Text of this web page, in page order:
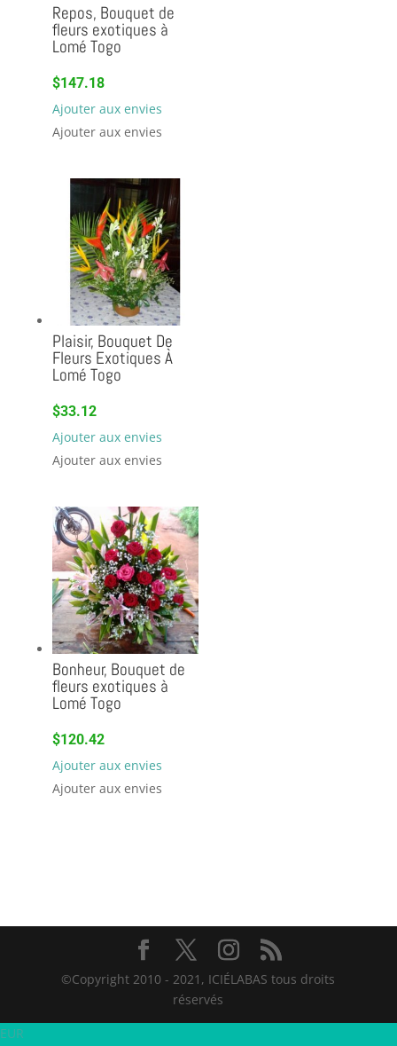
Repos, Bouquet de
fleurs exotiques à
Lomé Togo
$147.18
Ajouter aux envies
Ajouter aux envies
Plaisir, Bouquet De
Fleurs Exotiques À
Lomé Togo
$33.12
Ajouter aux envies
Ajouter aux envies
Bonheur, Bouquet de
fleurs exotiques à
Lomé Togo
$120.42
Ajouter aux envies
Ajouter aux envies
©Copyright 2010 - 2021, ICIÉLABAS tous droits
réservés
EUR